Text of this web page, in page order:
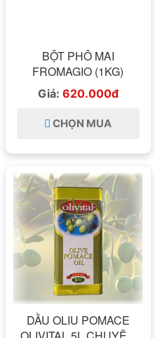
BỘT PHÔ MAI
FROMAGIO (1KG)
Giá: 620.000đ
CHỌN MUA
DẦU OLIU POMACE